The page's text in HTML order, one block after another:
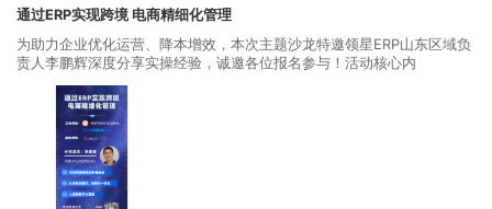
通过ERP实现跨境 电商精细化管理
为助力企业优化运营、降本增效，本次主题沙龙特邀领星ERP山东区域负
责人李鹏辉深度分享实操经验，诚邀各位报名参与！活动核心内